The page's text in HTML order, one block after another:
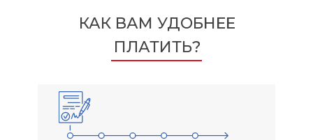
КАК ВАМ УДОБНЕЕ
ПЛАТИТЬ?